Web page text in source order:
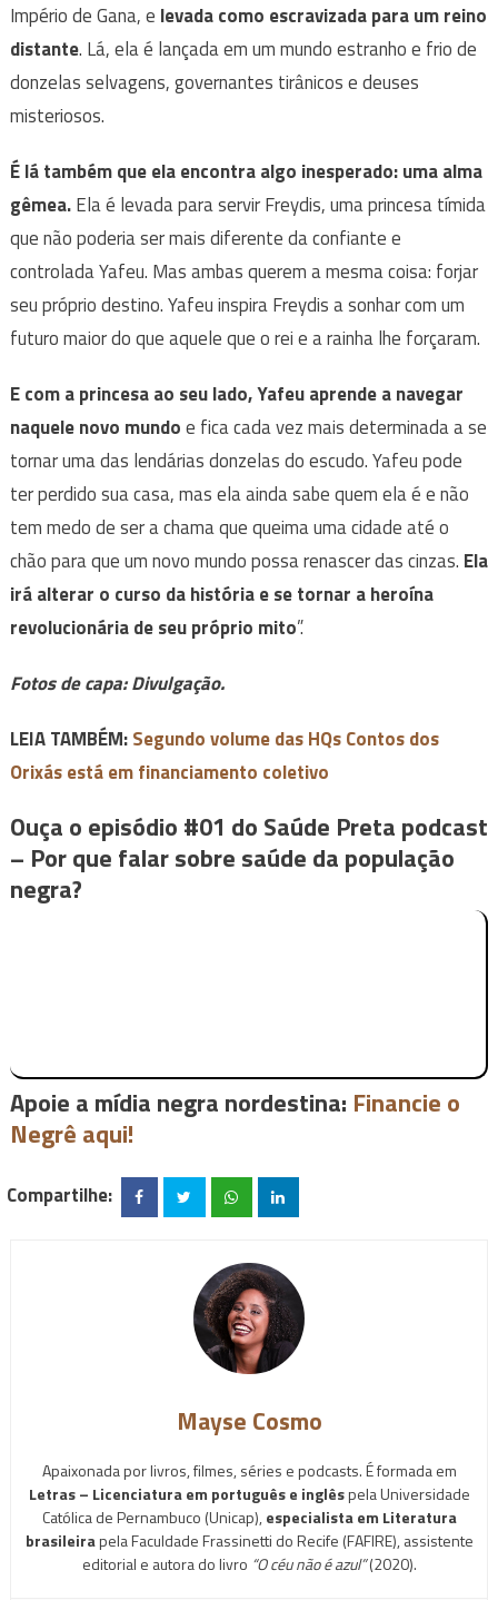
Império de Gana, e levada como escravizada para um reino
distante. Lá, ela é lançada em um mundo estranho e frio de
donzelas selvagens, governantes tirânicos e deuses
misteriosos.
É lá também que ela encontra algo inesperado: uma alma
gêmea.Ela é levada para servir Freydis, uma princesa tímida
que não poderia ser mais diferente da confiante e
controlada Yafeu. Mas ambas querem a mesma coisa: forjar
seu próprio destino. Yafeu inspira Freydis a sonhar com um
futuro maior do que aquele que o rei e a rainha lhe forçaram.
E com a princesa ao seu lado, Yafeu aprende a navegar
naquele novo mundoe fica cada vez mais determinada a se
tornar uma das lendárias donzelas do escudo. Yafeu pode
ter perdido sua casa, mas ela ainda sabe quem ela é e não
tem medo de ser a chama que queima uma cidade até o
chão para que um novo mundo possa renascer das cinzas. Ela
irá alterar o curso da história e se tornar a heroína
revolucionária de seu próprio mito”.
Fotos de capa: Divulgação.
LEIA TAMBÉM:Segundo volume das HQs Contos dos
Orixás está em financiamento coletivo
Ouça o episódio #01 do Saúde Preta podcast
– Por que falar sobre saúde da população
negra?
Apoie a mídia negra nordestina: Financie o
Negrê aqui!
Compartilhe:
Mayse Cosmo
Apaixonada por livros, filmes, séries e podcasts. É formada em
Letras – Licenciatura em português e inglêspela Universidade
Católica de Pernambuco (Unicap),especialista em Literatura
brasileirapela Faculdade Frassinetti do Recife (FAFIRE), assistente
editorial e autora do livro “O céu não é azul”(2020).